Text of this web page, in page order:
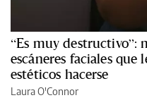
“Es muy destructivo”:
escáneres faciales
estéticos hacerse
Laura O'Connor